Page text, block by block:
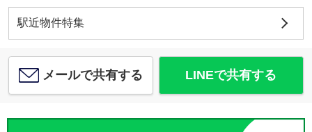
駅近物件特集
メールで共有する LINEで共有する